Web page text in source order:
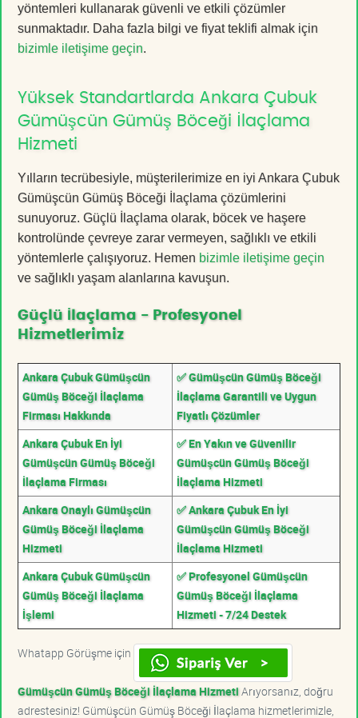
yöntemleri kullanarak güvenli ve etkili çözümler
sunmaktadır. Daha fazla bilgi ve fiyat teklifi almak için
bizimle iletişime geçin.
Yüksek Standartlarda Ankara Çubuk
Gümüşcün Gümüş Böceği İlaçlama
Hizmeti
Yılların tecrübesiyle, müşterilerimize en iyi Ankara Çubuk
Gümüşcün Gümüş Böceği İlaçlama çözümlerini
sunuyoruz. Güçlü İlaçlama olarak, böcek ve haşere
kontrolünde çevreye zarar vermeyen, sağlıklı ve etkili
yöntemlerle çalışıyoruz. Hemen bizimle iletişime geçin
ve sağlıklı yaşam alanlarına kavuşun.
Güçlü İlaçlama - Profesyonel
Hizmetlerimiz
Ankara Çubuk Gümüşcün
Gümüş Böceği İlaçlama
Firması Hakkında
✅ Gümüşcün Gümüş Böceği
İlaçlama Garantili ve Uygun
Fiyatlı Çözümler
Ankara Çubuk En İyi
Gümüşcün Gümüş Böceği
İlaçlama Firması
✅ En Yakın ve Güvenilir
Gümüşcün Gümüş Böceği
İlaçlama Hizmeti
Ankara Onaylı Gümüşcün
Gümüş Böceği İlaçlama
Hizmeti
✅ Ankara Çubuk En İyi
Gümüşcün Gümüş Böceği
İlaçlama Hizmeti
Ankara Çubuk Gümüşcün
Gümüş Böceği İlaçlama
İşlemi
✅ Profesyonel Gümüşcün
Gümüş Böceği İlaçlama
Hizmeti - 7/24 Destek
Whatapp Görüşme için
Gümüşcün Gümüş Böceği İlaçlama HizmetiArıyorsanız, doğru
adrestesiniz! Gümüşcün Gümüş Böceği İlaçlama hizmetlerimizle,